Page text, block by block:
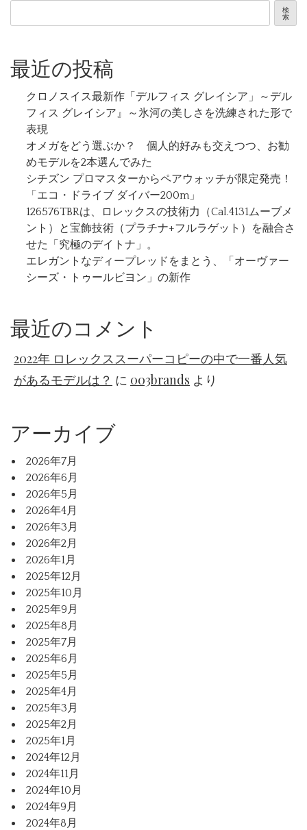
検
索
最近の投稿
クロノスイス最新作「デルフィス グレイシア」～デル
フィス グレイシア』～氷河の美しさを洗練された形で
表現
オメガをどう選ぶか？ 個人的好みも交えつつ、お勧
めモデルを2本選んでみた
シチズン プロマスターからペアウォッチが限定発売！
「エコ・ドライブ ダイバー200m」
126576TBRは、ロレックスの技術力（Cal.4131ムーブメ
ント）と宝飾技術（プラチナ+フルラゲット）を融合さ
せた「究極のデイトナ」。
エレガントなディープレッドをまとう、「オーヴァー
シーズ・トゥールビヨン」の新作
最近のコメント
2022年 ロレックススーパーコピーの中で一番人気
があるモデルは？ に 003brands より
アーカイブ
2026年7月
2026年6月
2026年5月
2026年4月
2026年3月
2026年2月
2026年1月
2025年12月
2025年10月
2025年9月
2025年8月
2025年7月
2025年6月
2025年5月
2025年4月
2025年3月
2025年2月
2025年1月
2024年12月
2024年11月
2024年10月
2024年9月
2024年8月